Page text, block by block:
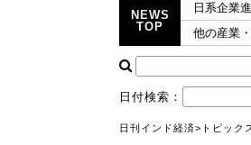
NEWS
TOP
日系企業
他の産業
日付検索：
日刊インド経済> トピック